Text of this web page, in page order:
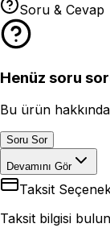
Soru & Cevap
Henüz soru
Bu ürün
Soru Sor
Devamını Gör
Taksit
Taksit bilgisi